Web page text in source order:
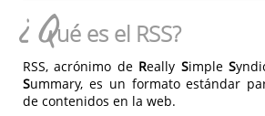
¿Qué es el RSS?
RSS, acrónimo de Really Simple S
Summary, es un formato estándar
de contenidos en la web.